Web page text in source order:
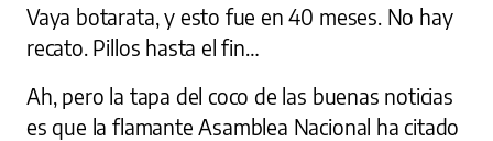
Vaya botarata, y esto fue en 40 meses. No hay
recato. Pillos hasta el fin…
Ah, pero la tapa del coco de las buenas noticias
es que la flamante Asamblea Nacional ha citado